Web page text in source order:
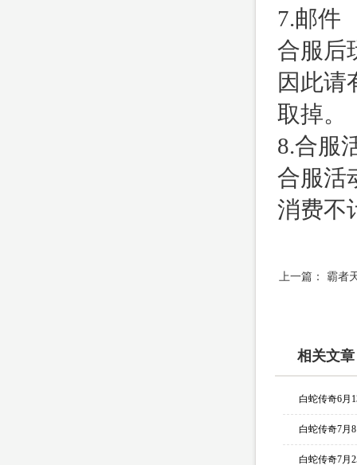
7.邮
合服
因此请
取掉。
8.合
合服活
消费不
上一篇： 霸者
相关文章
白蛇传奇6月
白蛇传奇7月
白蛇传奇7月